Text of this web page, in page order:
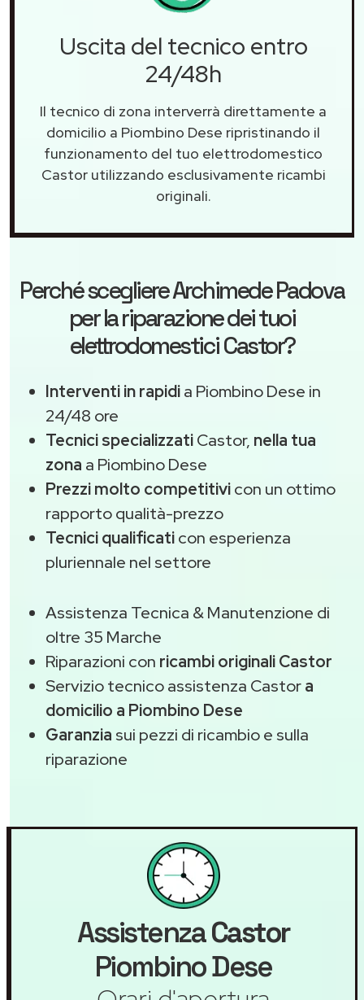
Uscita del tecnico entro
24/48h
Il tecnico di zona interverrà direttamente a
domicilio a Piombino Dese ripristinando il
funzionamento del tuo elettrodomestico
Castor utilizzando esclusivamente ricambi
originali.
Perché scegliereArchimede Padova
per la riparazione dei tuoi
elettrodomestici Castor?
Interventi in rapidia Piombino Dese in
24/48 ore
Tecnici specializzatiCastor, nella tua
zona a Piombino Dese
Prezzi molto competitivicon un ottimo
rapporto qualità-prezzo
Tecnici qualificaticon esperienza
pluriennale nel settore
Assistenza Tecnica & Manutenzione di
oltre 35 Marche
Riparazioni con ricambi originali Castor
Servizio tecnico assistenza Castora
domicilio a Piombino Dese
Garanzia sui pezzi di ricambio e sulla
riparazione
AssistenzaCastor
Piombino Dese